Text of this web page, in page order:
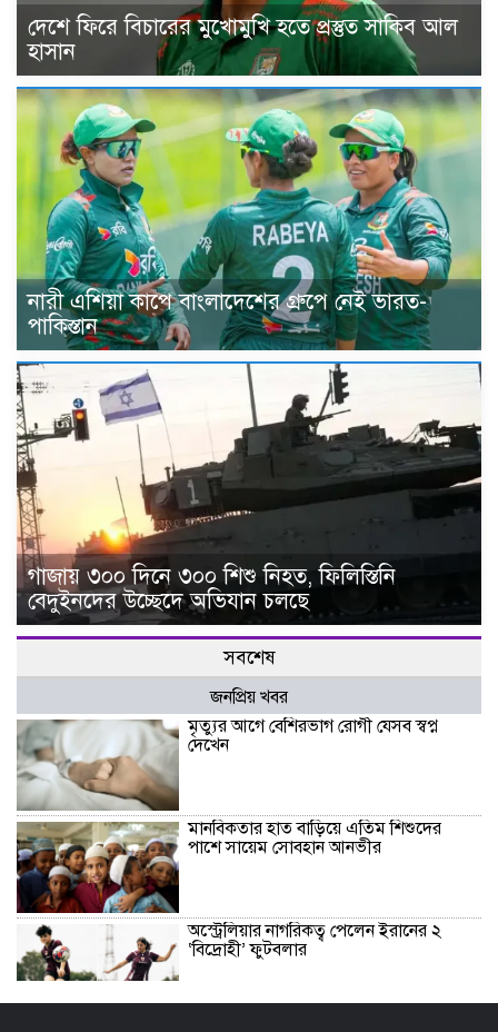
দেশে ফিরে বিচারের মুখোমুখি হতে প্রস্তুত সাকিব আল
হাসান
নারী এশিয়া কাপে বাংলাদেশের গ্রুপে নেই ভারত-
পাকিস্তান
গাজায় ৩০০ দিনে ৩০০ শিশু নিহত, ফিলিস্তিনি
বেদুইনদের উচ্ছেদে অভিযান চলছে
সবশেষ
জনপ্রিয় খবর
মৃত্যুর আগে বেশিরভাগ রোগী যেসব স্বপ্ন
দেখেন
মানবিকতার হাত বাড়িয়ে এতিম শিশুদের
পাশে সায়েম সোবহান আনভীর
অস্ট্রেলিয়ার নাগরিকত্ব পেলেন ইরানের ২
‘বিদ্রোহী’ ফুটবলার